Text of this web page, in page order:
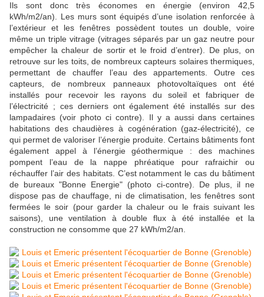
Ils sont donc très économes en énergie (environ 42,5
kWh/m2/an). Les murs sont équipés d’une isolation renforcée à
l’extérieur et les fenêtres possèdent toutes un double, voire
même un triple vitrage (vitrages séparés par un gaz neutre pour
empêcher la chaleur de sortir et le froid d’entrer). De plus, on
retrouve sur les toits, de nombreux capteurs solaires thermiques,
permettant de chauffer l’eau des appartements. Outre ces
capteurs, de nombreux panneaux photovoltaïques ont été
installés pour recevoir les rayons du soleil et fabriquer de
l’électricité ; ces derniers ont également été installés sur des
lampadaires (voir photo ci contre). Il y a aussi dans certaines
habitations des chaudières à cogénération (gaz-électricité), ce
qui permet de valoriser l’énergie produite. Certains bâtiments font
également appel à l’énergie géothermique : des machines
pompent l’eau de la nappe phréatique pour rafraichir ou
réchauffer l’air des habitats. C’est notamment le cas du bâtiment
de bureaux "Bonne Energie" (photo ci-contre). De plus, il ne
dispose pas de chauffage, ni de climatisation, les fenêtres sont
fermées le soir (pour garder la chaleur ou le frais suivant les
saisons), une ventilation à double flux à été installée et la
construction ne consomme que 27 kWh/m2/an.